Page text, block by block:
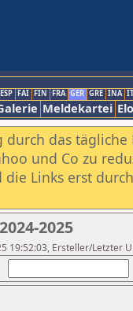
ESP FAI FIN FRA GER GRE INA
Meldekartei
das
und Co zu
Links erst
2025
19:52:03, Ersteller/Letzter